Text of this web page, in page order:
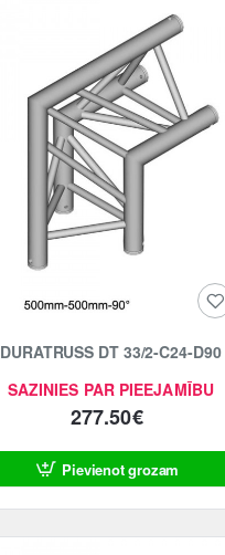
SAZINIES PAR PIEEJAMĪBU
DURATRUSS DT 33/2-C24-D90
277.50€
Pievienot grozam